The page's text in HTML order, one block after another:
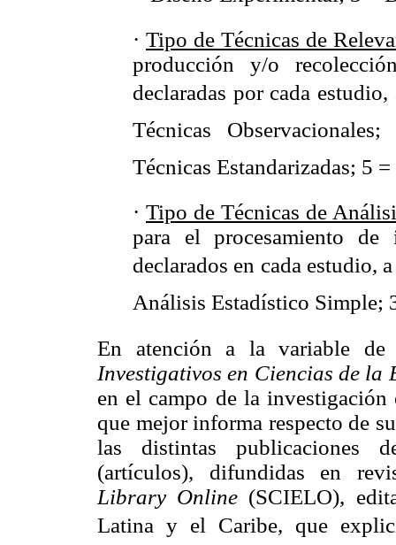
· Tipo de Técnicas de
producción y/o
declaradas por cada estudio,
Técnicas
Técnicas Estandarizadas; 5
· Tipo de Técnicas de
para el procesamiento de
declarados en cada estudio,
Análisis Estadístico
En atención a la variable de
Investigativos en Ciencias de la
en el campo de la
que mejor informa respecto de
las distintas publicaciones
(artículos), difundidas en
Library Online (SCIELO),
Latina y el Caribe, que